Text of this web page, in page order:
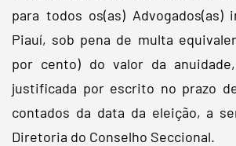
para todos os(as) Advogados(as)
Piauí, sob pena de multa
por cento) do valor da
justificada por escrito no prazo
contados da data da eleição, a
Diretoria do Conselho Seccional.